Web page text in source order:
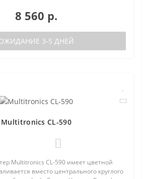
8 560 р.
3-5 ДНЕЙ
Multitronics CL-590
Multitronics CL-590 имеет цветной
вместо центрального круглого